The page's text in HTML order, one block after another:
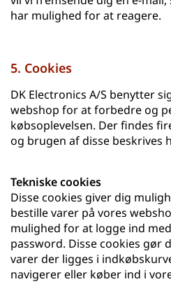
har mulighed for at reagere.
5. Cookies
DK Electronics A/S benytter
webshop for at forbedre og
købsoplevelsen. Der findes
og brugen af disse beskrives
Tekniske cookies
Disse cookies giver dig
bestille varer på vores
mulighed for at logge ind
password. Disse cookies gør
varer der ligges i
navigerer eller køber ind i